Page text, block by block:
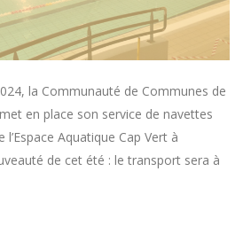
la Communauté de Communes de
en place son service de navettes
Aquatique Cap Vert à
de cet été : le transport sera à